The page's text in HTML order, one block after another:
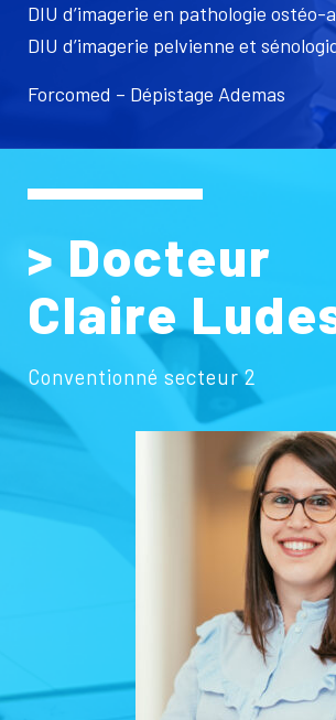
DIU d’imagerie en pathologie
DIU d’imagerie pelvienne et
Forcomed – Dépistage Ademas
> Docteur
Claire
Conventionné secteur 2